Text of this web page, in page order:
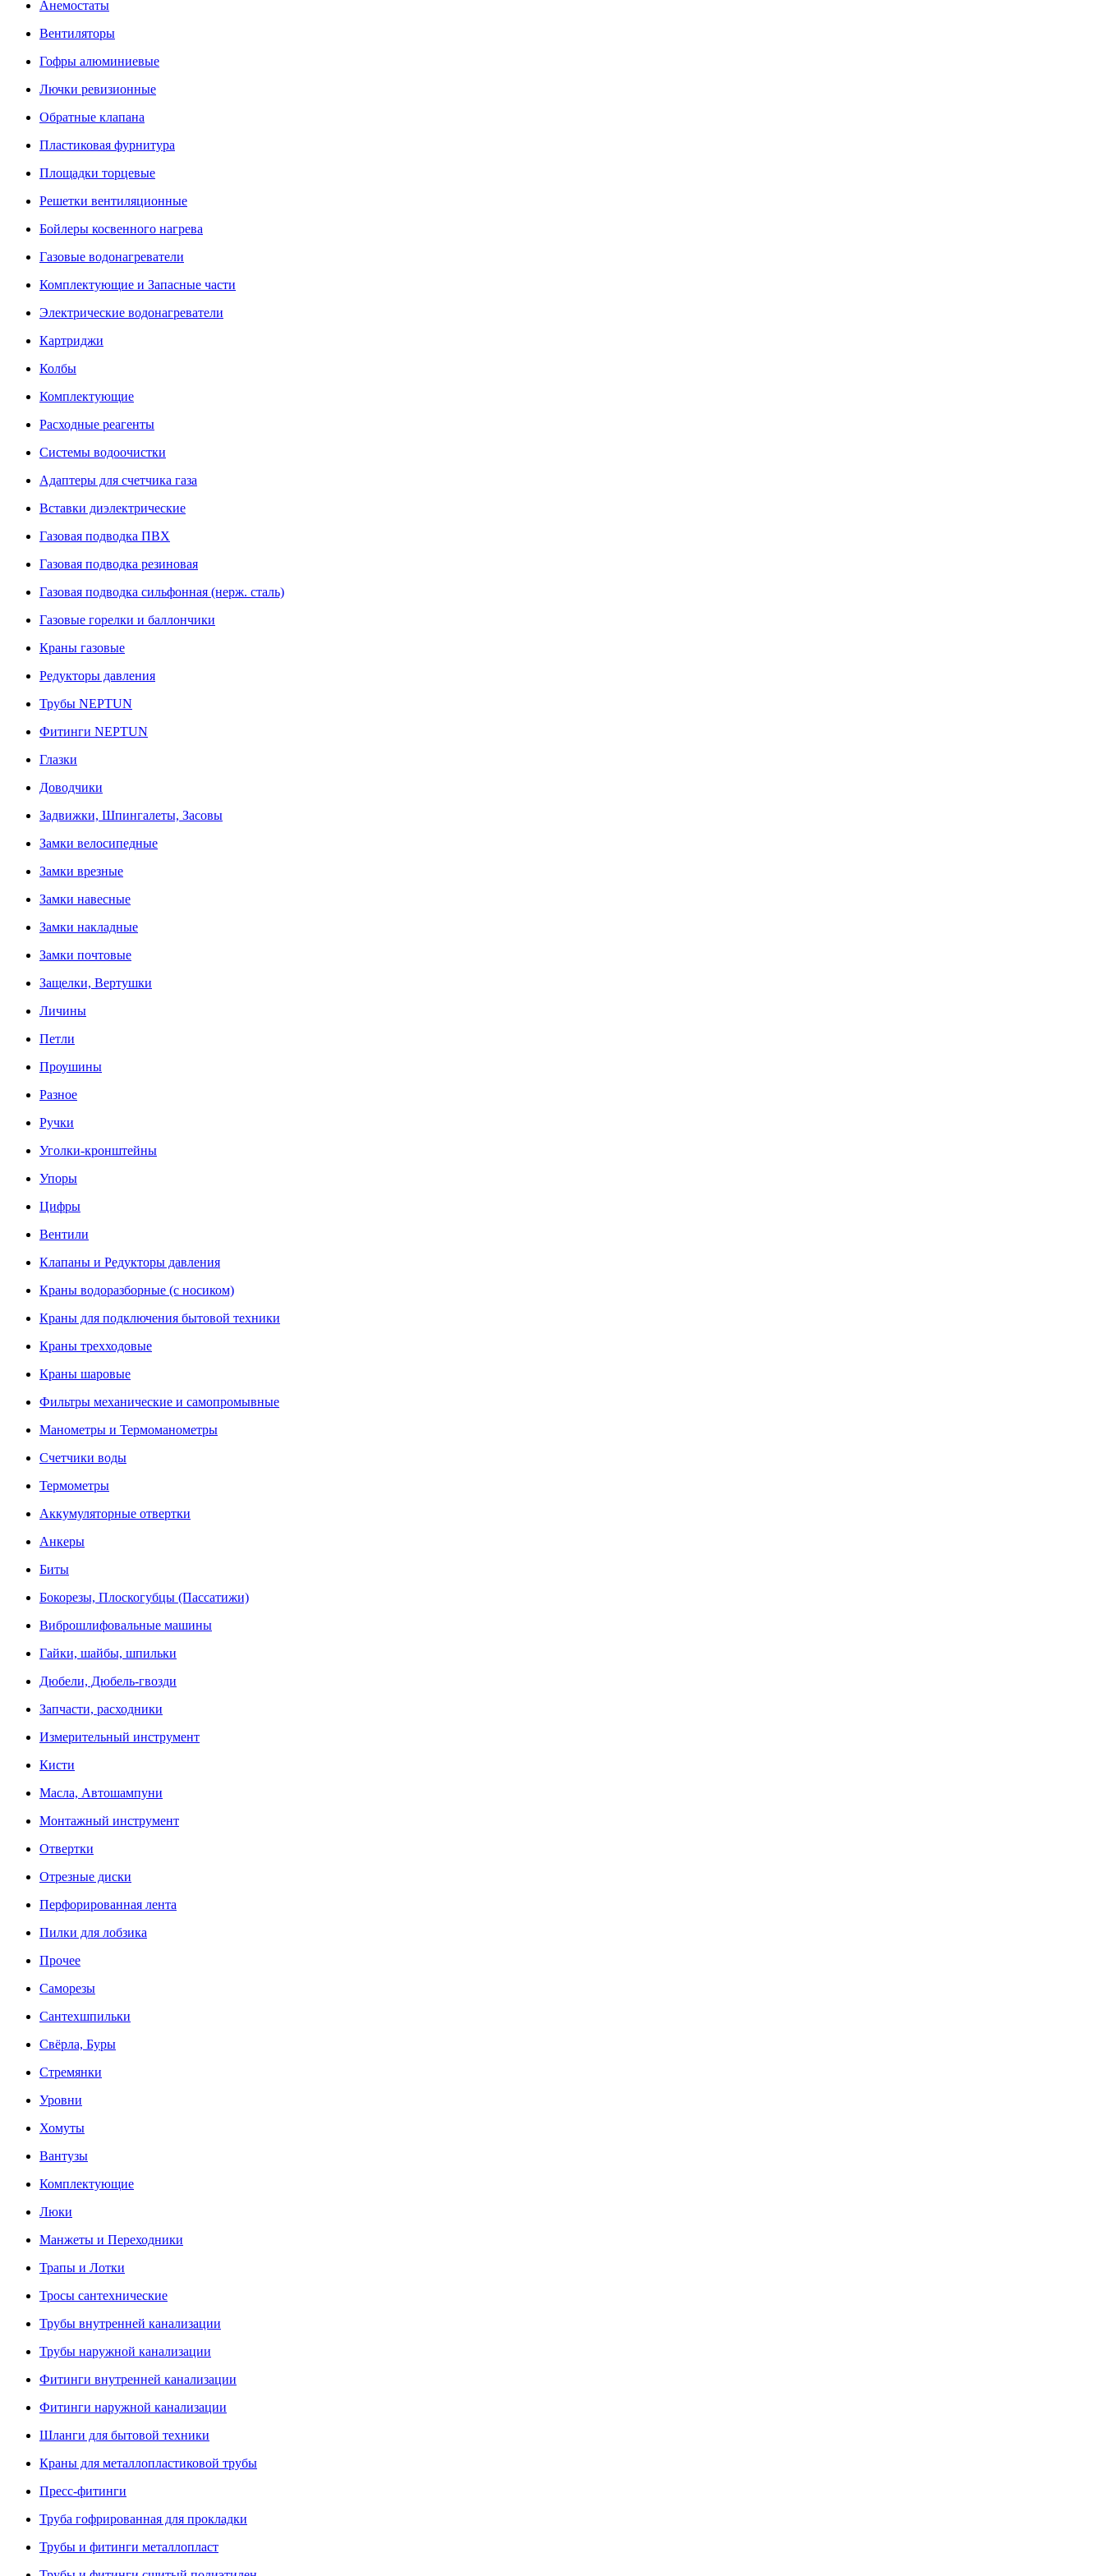
Анемостаты
Вентиляторы
Гофры алюминиевые
Лючки ревизионные
Обратные клапана
Пластиковая фурнитура
Площадки торцевые
Решетки вентиляционные
Бойлеры косвенного нагрева
Газовые водонагреватели
Комплектующие и Запасные части
Электрические водонагреватели
Картриджи
Колбы
Комплектующие
Расходные реагенты
Системы водоочистки
Адаптеры для счетчика газа
Вставки диэлектрические
Газовая подводка ПВХ
Газовая подводка резиновая
Газовая подводка сильфонная (нерж. сталь)
Газовые горелки и баллончики
Краны газовые
Редукторы давления
Трубы NEPTUN
Фитинги NEPTUN
Глазки
Доводчики
Задвижки, Шпингалеты, Засовы
Замки велосипедные
Замки врезные
Замки навесные
Замки накладные
Замки почтовые
Защелки, Вертушки
Личины
Петли
Проушины
Разное
Ручки
Уголки-кронштейны
Упоры
Цифры
Вентили
Клапаны и Редукторы давления
Краны водоразборные (с носиком)
Краны для подключения бытовой техники
Краны трехходовые
Краны шаровые
Фильтры механические и самопромывные
Манометры и Термоманометры
Счетчики воды
Термометры
Аккумуляторные отвертки
Анкеры
Биты
Бокорезы, Плоскогубцы (Пассатижи)
Виброшлифовальные машины
Гайки, шайбы, шпильки
Дюбели, Дюбель-гвозди
Запчасти, расходники
Измерительный инструмент
Кисти
Масла, Автошампуни
Монтажный инструмент
Отвертки
Отрезные диски
Перфорированная лента
Пилки для лобзика
Прочее
Саморезы
Сантехшпильки
Свёрла, Буры
Стремянки
Уровни
Хомуты
Вантузы
Комплектующие
Люки
Манжеты и Переходники
Трапы и Лотки
Тросы сантехнические
Трубы внутренней канализации
Трубы наружной канализации
Фитинги внутренней канализации
Фитинги наружной канализации
Шланги для бытовой техники
Краны для металлопластиковой трубы
Пресс-фитинги
Труба гофрированная для прокладки
Трубы и фитинги металлопласт